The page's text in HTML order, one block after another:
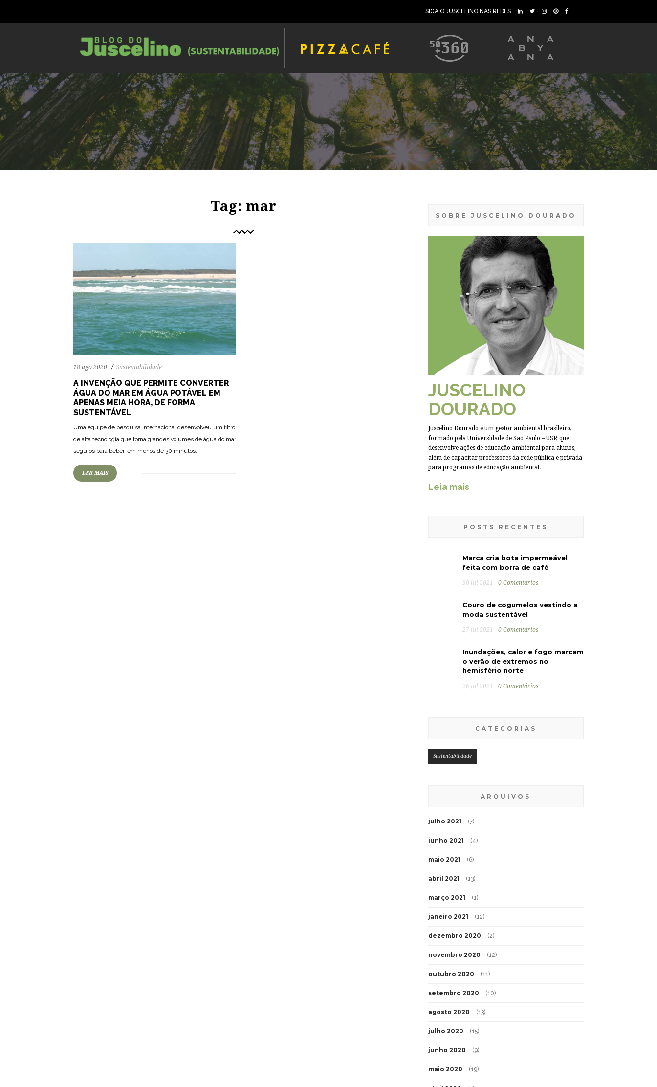
SIGA O JUSCELINO NAS REDES
Tag: mar
18 ago 2020 Sustentabilidade
A INVENÇÃO QUE PERMITE CONVERTER
ÁGUA DO MAR EM ÁGUA POTÁVEL EM
APENAS MEIA HORA, DE FORMA
SUSTENTÁVEL
Uma equipe de pesquisa internacional desenvolveu um filtro
de alta tecnologia que torna grandes volumes de água do mar
seguros para beber, em menos de 30 minutos.
LER MAIS
SOBRE JUSCELINO DOURADO
JUSCELINO
DOURADO
Juscelino Dourado é um gestor ambiental brasileiro,
formado pela Universidade de São Paulo – USP, que
desenvolve ações de educação ambiental para alunos,
além de capacitar professores da rede pública e privada
para programas de educação ambiental.
Leia mais
POSTS RECENTES
Marca cria bota impermeável
feita com borra de café
30 jul 2021 0 Comentários
Couro de cogumelos vestindo a
moda sustentável
27 jul 2021 0 Comentários
Inundações, calor e fogo marcam
o verão de extremos no
hemisfério norte
26 jul 2021 0 Comentários
CATEGORIAS
Sustentabilidade
ARQUIVOS
julho 2021 (7)
junho 2021 (4)
maio 2021 (6)
abril 2021 (13)
março 2021 (1)
janeiro 2021 (12)
dezembro 2020 (2)
novembro 2020 (12)
outubro 2020 (11)
setembro 2020 (10)
agosto 2020 (13)
julho 2020 (15)
junho 2020 (9)
maio 2020 (19)